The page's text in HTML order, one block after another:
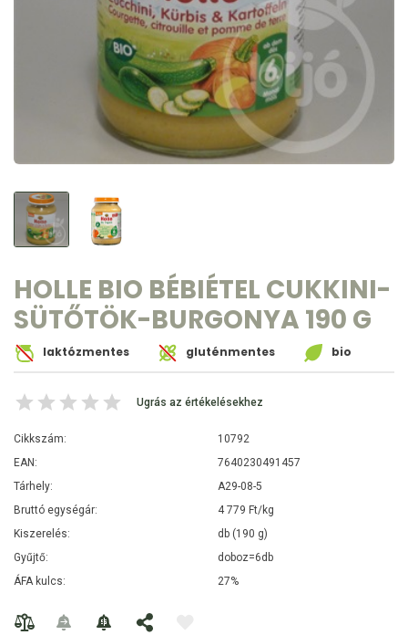
HOLLE BIO BÉBIÉTEL CUKKINI-
SÜTŐTÖK-BURGONYA 190 G
laktózmentes gluténmentes bio
Ugrás az értékelésekhez
Cikkszám:
10792
EAN:
7640230491457
Tárhely:
A29-08-5
Bruttó egységár:
4 779 Ft/kg
Kiszerelés:
db (190 g)
Gyűjtő:
doboz=6db
ÁFA kulcs:
27%